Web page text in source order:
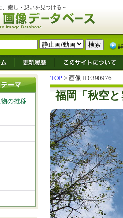
、癒し・憩いを見つける～
TOP > 画像 ID:390976
福岡「秋空と
の推移